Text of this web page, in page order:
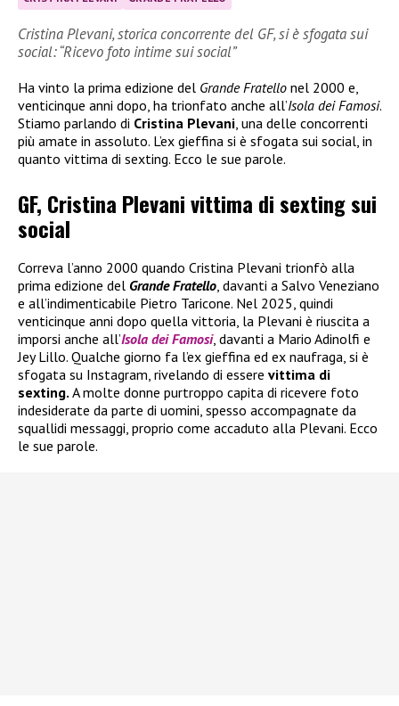
Cristina Plevani, storica concorrente del GF, si è sfogata sui
social: “Ricevo foto intime sui social”
Ha vinto la prima edizione del Grande Fratello nel 2000 e,
venticinque anni dopo, ha trionfato anche all’Isola dei Famosi.
Stiamo parlando di Cristina Plevani , una delle concorrenti
più amate in assoluto. L’ex gieffina si è sfogata sui social, in
quanto vittima di sexting. Ecco le sue parole.
GF, Cristina Plevani vittima di sexting sui
social
Correva l’anno 2000 quando Cristina Plevani trionfò alla
prima edizione del Grande Fratello , davanti a Salvo Veneziano
e all’indimenticabile Pietro Taricone. Nel 2025, quindi
venticinque anni dopo quella vittoria, la Plevani è riuscita a
imporsi anche all’Isola dei Famosi, davanti a Mario Adinolfi e
Jey Lillo. Qualche giorno fa l’ex gieffina ed ex naufraga, si è
sfogata su Instagram, rivelando di essere vittima di
sexting. A molte donne purtroppo capita di ricevere foto
indesiderate da parte di uomini, spesso accompagnate da
squallidi messaggi, proprio come accaduto alla Plevani. Ecco
le sue parole.